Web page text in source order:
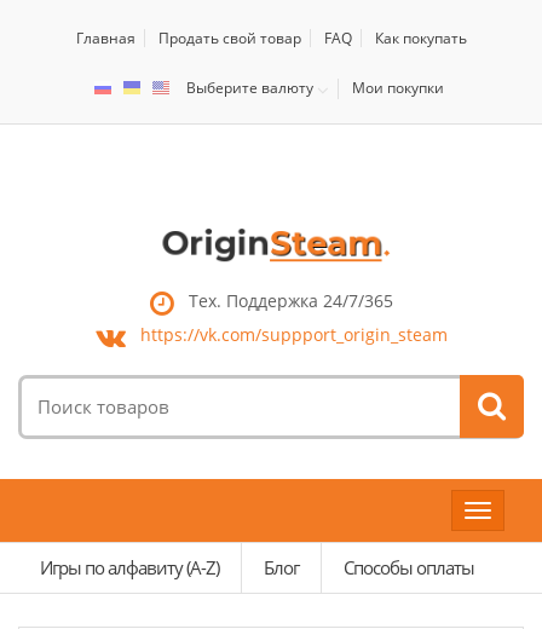
Главная Продать свой товар FAQ Как покупать
Выберите валюту Мои покупки
Тех. Поддержка 24/7/365
https://vk.com/suppport_origin_steam
товаров:
Toggle
Игры по алфавиту (A-Z)
Блог Способы оплаты